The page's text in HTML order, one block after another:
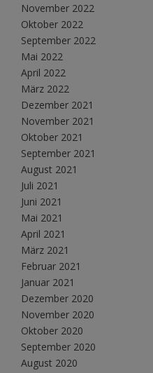
November 2022
Oktober 2022
September 2022
Mai 2022
April 2022
März 2022
Dezember 2021
November 2021
Oktober 2021
September 2021
August 2021
Juli 2021
Juni 2021
Mai 2021
April 2021
März 2021
Februar 2021
Januar 2021
Dezember 2020
November 2020
Oktober 2020
September 2020
August 2020